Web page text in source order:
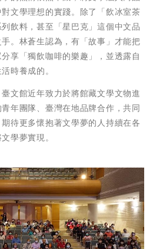
文學理想的實踐。除了「飲冰室茶
飲料，甚至「星巴克」這個中文品
。林蒼生認為，有「故事」才能把
享「獨飲咖啡的樂趣」，並透露自
時養成的。
文館近年致力於將館藏文學文物進
年團隊、臺灣在地品牌合作，共同
待更多懷抱著文學夢的人持續在各
學夢實現。